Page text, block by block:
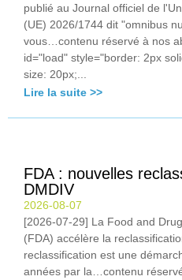
publié au Journal officiel de
(UE) 2026/1744 dit "omnibus
vous…contenu réservé à nos
id="load" style="border: 2px
size: 20px;...
Lire la suite >>
FDA : nouvelles
DMDIV
2026-08-07
[2026-07-29] La Food and
(FDA) accélère la
reclassification est une
années par la…contenu